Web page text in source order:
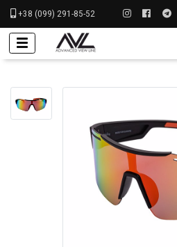
+38 (099) 291-85-52